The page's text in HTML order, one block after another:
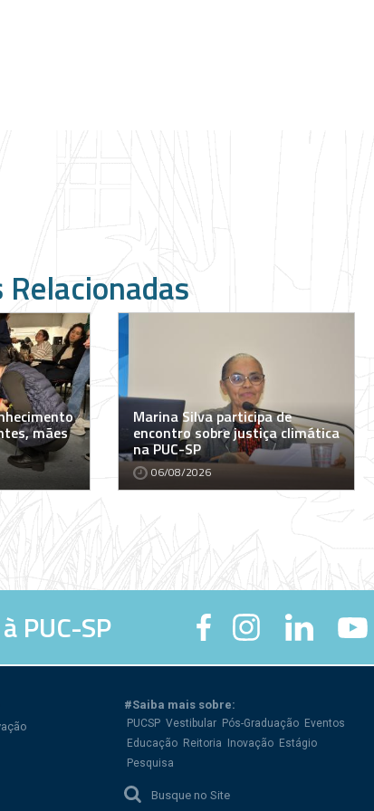
mães
Marina Silva participa de
encontro sobre justiça climática
na PUC-SP
06/08/2026
PUC-SP
#Saiba mais sobre:
PUCSP Vestibular Pós-Graduação Eventos
Educação Reitoria Inovação Estágio
Pesquisa
Busque no Site